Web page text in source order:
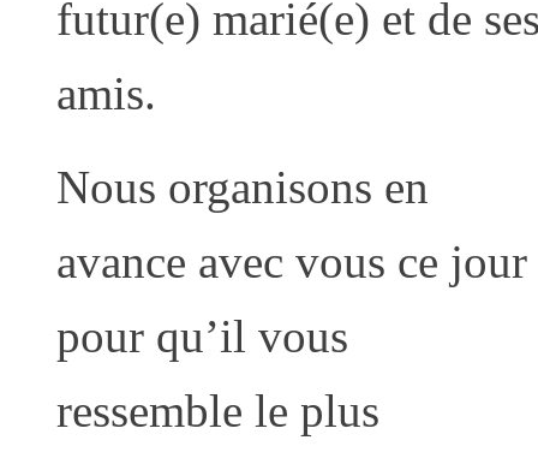
futur(e) marié(e) et de
amis.
Nous organisons en
avance avec vous ce jour
pour qu’il vous
ressemble le plus